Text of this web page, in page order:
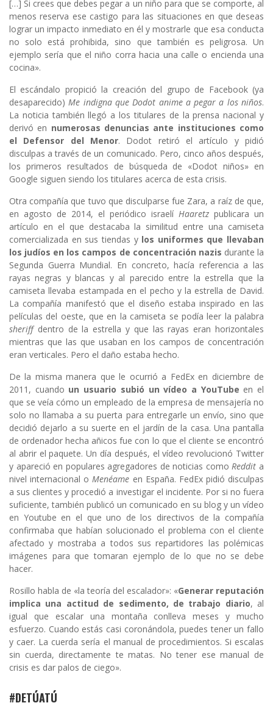
[…] Si crees que debes pegar a un niño para que se comporte, al
menos reserva ese castigo para las situaciones en que deseas
lograr un impacto inmediato en él y mostrarle que esa conducta
no solo está prohibida, sino que también es peligrosa. Un
ejemplo sería que el niño corra hacia una calle o encienda una
cocina».
El escándalo propició la creación del grupo de Facebook (ya
desaparecido)Me indigna que Dodot anime a pegar a los niños.
La noticia también llegó a los titulares de la prensa nacional y
derivó en numerosas denuncias ante instituciones como
el Defensor del Menor. Dodot retiró el artículo y pidió
disculpas a través de un comunicado. Pero, cinco años después,
los primeros resultados de búsqueda de «Dodot niños» en
Google siguen siendo los titulares acerca de esta crisis.
Otra compañía que tuvo que disculparse fue Zara, a raíz de que,
en agosto de 2014, el periódico israelí Haaretz publicara un
artículo en el que destacaba la similitud entre una camiseta
comercializada en sus tiendas y los uniformes que llevaban
los judíos en los campos de concentración nazis durante la
Segunda Guerra Mundial. En concreto, hacía referencia a las
rayas negras y blancas y al parecido entre la estrella que la
camiseta llevaba estampada en el pecho y la estrella de David.
La compañía manifestó que el diseño estaba inspirado en las
películas del oeste, que en la camiseta se podía leer la palabra
sheriff dentro de la estrella y que las rayas eran horizontales
mientras que las que usaban en los campos de concentración
eran verticales. Pero el daño estaba hecho.
De la misma manera que le ocurrió a FedEx en diciembre de
2011, cuando un usuario subió un vídeo a YouTube en el
que se veía cómo un empleado de la empresa de mensajería no
solo no llamaba a su puerta para entregarle un envío, sino que
decidió dejarlo a su suerte en el jardín de la casa. Una pantalla
de ordenador hecha añicos fue con lo que el cliente se encontró
al abrir el paquete. Un día después, el vídeo revolucionó Twitter
y apareció en populares agregadores de noticias comoReddit a
nivel internacional oMenéame en España. FedEx pidió disculpas
a sus clientes y procedió a investigar el incidente. Por si no fuera
suficiente, también publicó un comunicado en su blog y un vídeo
en Youtube en el que uno de los directivos de la compañía
confirmaba que habían solucionado el problema con el cliente
afectado y mostraba a todos sus repartidores las polémicas
imágenes para que tomaran ejemplo de lo que no se debe
hacer.
Rosillo habla de «la teoría del escalador»: «Generar reputación
implica una actitud de sedimento, de trabajo diario, al
igual que escalar una montaña conlleva meses y mucho
esfuerzo. Cuando estás casi coronándola, puedes tener un fallo
y caer. La cuerda sería el manual de procedimientos. Si escalas
sin cuerda, directamente te matas. No tener ese manual de
crisis es dar palos de ciego».
#DETÚATÚ